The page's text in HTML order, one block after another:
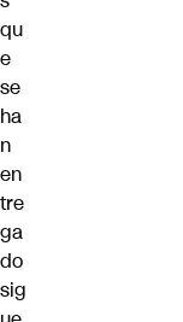
qu
e
se
ha
n
en
tre
ga
do
sig